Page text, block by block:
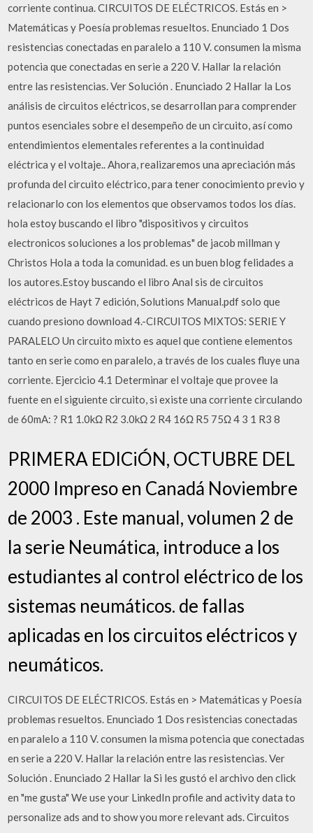
corriente continua. CIRCUITOS DE ELÉCTRICOS. Estás en >
Matemáticas y Poesía problemas resueltos. Enunciado 1 Dos
resistencias conectadas en paralelo a 110 V. consumen la misma
potencia que conectadas en serie a 220 V. Hallar la relación
entre las resistencias. Ver Solución . Enunciado 2 Hallar la Los
análisis de circuitos eléctricos, se desarrollan para comprender
puntos esenciales sobre el desempeño de un circuito, así como
entendimientos elementales referentes a la continuidad
eléctrica y el voltaje.. Ahora, realizaremos una apreciación más
profunda del circuito eléctrico, para tener conocimiento previo y
relacionarlo con los elementos que observamos todos los días.
hola estoy buscando el libro "dispositivos y circuitos
electronicos soluciones a los problemas" de jacob millman y
Christos Hola a toda la comunidad. es un buen blog felidades a
los autores.Estoy buscando el libro Anal sis de circuitos
eléctricos de Hayt 7 edición, Solutions Manual.pdf solo que
cuando presiono download 4.-CIRCUITOS MIXTOS: SERIE Y
PARALELO Un circuito mixto es aquel que contiene elementos
tanto en serie como en paralelo, a través de los cuales fluye una
corriente. Ejercicio 4.1 Determinar el voltaje que provee la
fuente en el siguiente circuito, si existe una corriente circulando
de 60mA: ? R1 1.0kΩ R2 3.0kΩ 2 R4 16Ω R5 75Ω 4 3 1 R3 8
PRIMERA EDICiÓN, OCTUBRE DEL
2000 Impreso en Canadá Noviembre
de 2003 . Este manual, volumen 2 de
la serie Neumática, introduce a los
estudiantes al control eléctrico de los
sistemas neumáticos. de fallas
aplicadas en los circuitos eléctricos y
neumáticos.
CIRCUITOS DE ELÉCTRICOS. Estás en > Matemáticas y Poesía
problemas resueltos. Enunciado 1 Dos resistencias conectadas
en paralelo a 110 V. consumen la misma potencia que conectadas
en serie a 220 V. Hallar la relación entre las resistencias. Ver
Solución . Enunciado 2 Hallar la Si les gustó el archivo den click
en "me gusta" We use your LinkedIn profile and activity data to
personalize ads and to show you more relevant ads. Circuitos